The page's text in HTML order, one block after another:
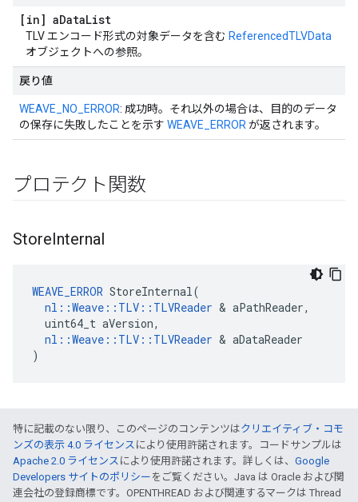
[in] aDataList
TLV エンコード形式の対象データを含む ReferencedTLVData
オブジェクトへの参照。
戻り値
WEAVE_NO_ERROR: 成功時。それ以外の場合は、目的のデータ
の保存に失敗したことを示す WEAVE_ERROR が返されます。
プロテクト関数
StoreInternal
WEAVE_ERROR StoreInternal(
nl::Weave::TLV::TLVReader & aPathReader,
  uint64_t aVersion,
nl::Weave::TLV::TLVReader & aDataReader
)
特に記載のない限り、このページのコンテンツはクリエイティブ・コモ
ンズの表示 4.0 ライセンス により使用許諾されます。コードサンプルは
Apache 2.0 ライセンス により使用許諾されます。詳しくは、 Google
Developers サイトのポリシー をご覧ください。Java は Oracle および関
連会社の登録商標です。OPENTHREAD および関連するマークは Thread